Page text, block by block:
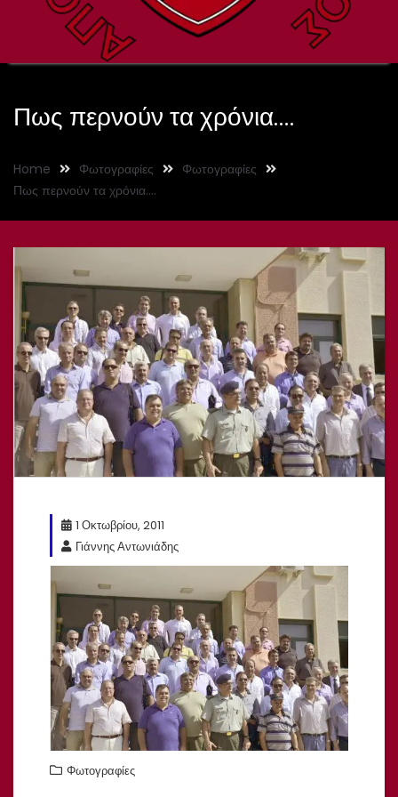
Πως περνούν τα χρόνια….
Home Φωτογραφίες
Φωτογραφίες
Πως περνούν τα χρόνια….
1 Οκτωβρίου, 2011
Γιάννης Αντωνιάδης
Φωτογραφίες